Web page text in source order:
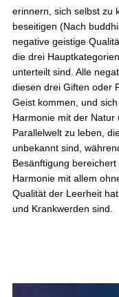
erinnern, sich selbst zu
beseitigen (Nach
negative geistige
die drei
unterteilt sind. Alle
diesen drei Giften oder
Geist kommen, und
Harmonie mit der
unbekannt sind,
Besänftigung
Harmonie mit allem
Qualität der Leerheit
und Krankwerden sind.